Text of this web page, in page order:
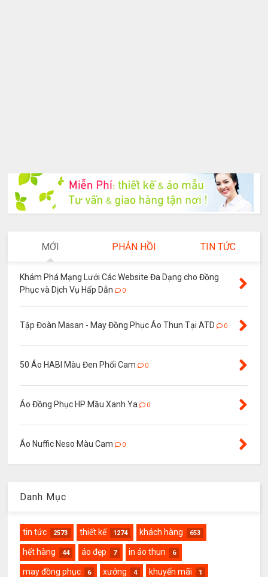
MỚI PHẢN HỒI TIN TỨC
Khám Phá Mạng Lưới Các Website Đa Dạng cho Đồng
Phục và Dịch Vụ Hấp Dẫn
0
Tập Đoàn Masan - May Đồng Phục Áo Thun Tại ATD 0
50 Áo HABI Màu Đen Phối Cam 0
Áo Đồng Phục HP Mầu Xanh Ya 0
Áo Nuffic Neso Màu Cam 0
Danh Mục
tin tức 2573 thiết kế 1274 khách hàng 653
hết hàng 44 áo đẹp 7 in áo thun 6
may đồng phục 6 xưởng 4 khuyến mãi 1